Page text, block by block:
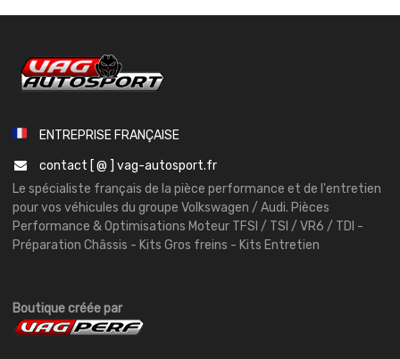
ENTREPRISE FRANÇAISE
contact [ @ ] vag-autosport.fr
Le spécialiste français de la pièce performance et de l'entretien
pour vos véhicules du groupe Volkswagen / Audi. Pièces
Performance & Optimisations Moteur TFSI / TSI / VR6 / TDI -
Préparation Châssis - Kits Gros freins - Kits Entretien
Boutique créée par